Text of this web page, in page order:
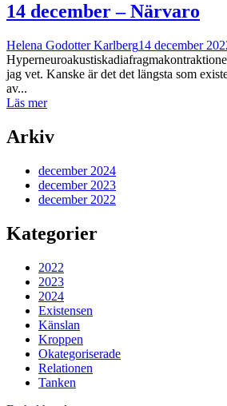
14 december – Närvaro
Helena Godotter Karlberg14 december
jag vet. Kanske är det det längsta som
av...
Läs mer
Arkiv
december 2024
december 2023
december 2022
Kategorier
2022
2023
2024
Existensen
Känslan
Kroppen
Okategoriserade
Relationen
Tanken